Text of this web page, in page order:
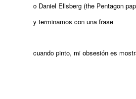
o Daniel Ellsberg (the Pentagon
y terminamos con una frase
cuando pinto, mi obsesión es